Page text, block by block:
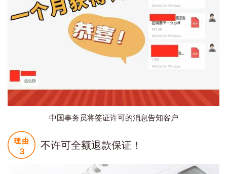
中国事务员将签证许可的消息告知客户
不许可全额退款保证！